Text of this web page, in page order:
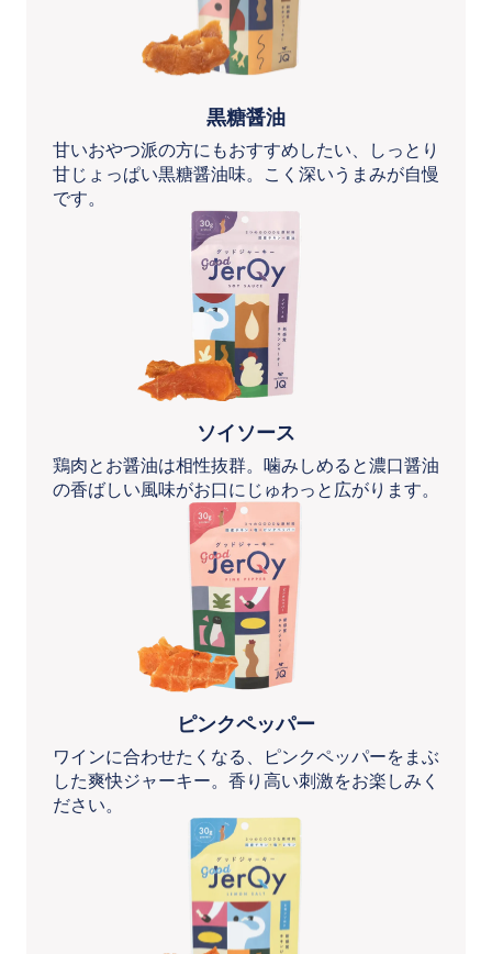
黒糖醤油
甘いおやつ派の方にもおすすめしたい、しっとり
甘じょっぱい黒糖醤油味。こく深いうまみが自慢
です。
ソイソース
鶏肉とお醤油は相性抜群。噛みしめると濃口醤油
の香ばしい風味がお口にじゅわっと広がります。
ピンクペッパー
ワインに合わせたくなる、ピンクペッパーをまぶ
した爽快ジャーキー。香り高い刺激をお楽しみく
ださい。